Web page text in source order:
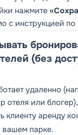
нажмите
с инструкцией по
(без
удаленно
отеля или
клиенту аренду
вашем парке.